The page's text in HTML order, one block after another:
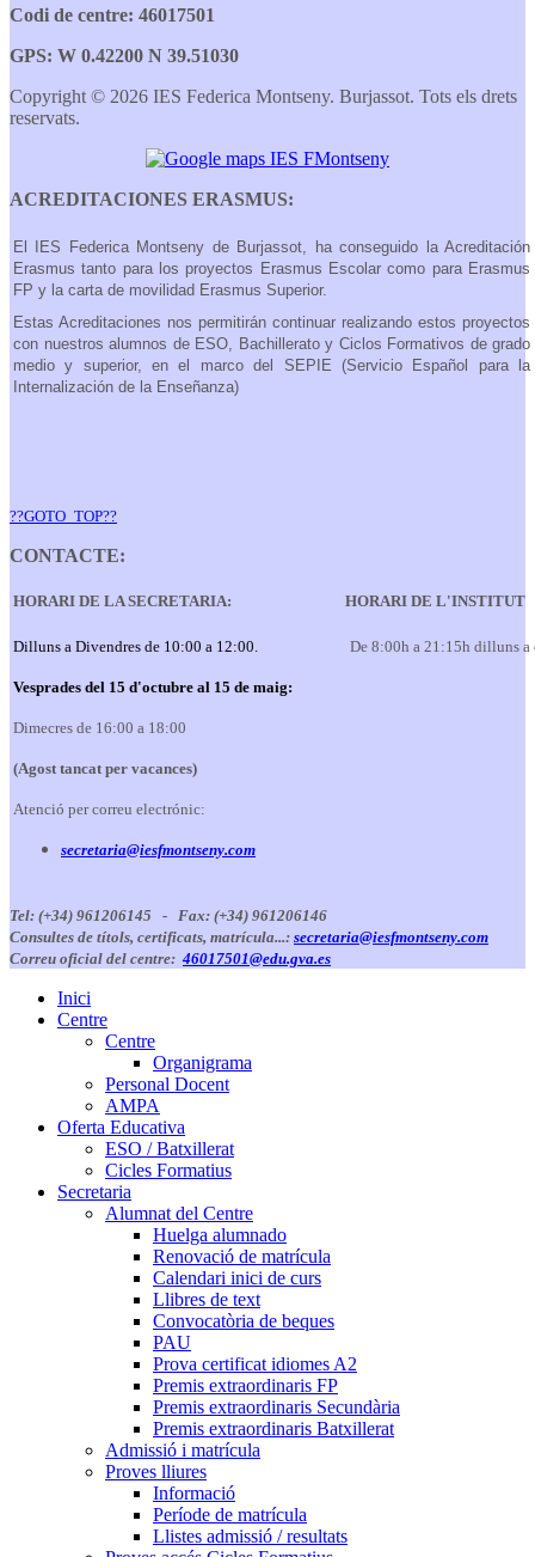
Codi de centre: 46017501
GPS: W 0.42200 N 39.51030
Copyright © 2026 IES Federica Montseny. Burjassot. Tots els drets
reservats.
ACREDITACIONES ERASMUS:
El IES Federica Montseny de Burjassot, ha conseguido la Acreditación
Erasmus tanto para los proyectos Erasmus Escolar como para Erasmus
FP y la carta de movilidad Erasmus Superior.
Estas Acreditaciones nos permitirán continuar realizando estos proyectos
con nuestros alumnos de ESO, Bachillerato y Ciclos Formativos de grado
medio y superior, en el marco del SEPIE (Servicio Español para la
Internalización de la Enseñanza)
??GOTO_TOP??
CONTACTE:
HORARI DE LA SECRETARIA: HORARI DE L'INSTITUT
Dilluns a Divendres de 10:00 a 12:00.
Vesprades del 15 d'octubre al 15 de maig:
Dimecres de 16:00 a 18:00
(Agost tancat per vacances)
Atenció per correu electrónic:
secretaria@iesfmontseny.com
De 8:00h a 21:15h dilluns a
Tel: (+34) 961206145 - Fax: (+34) 961206146
Consultes de títols, certificats, matrícula...: secretaria@iesfmontseny.com
Correu oficial del centre: 46017501@edu.gva.es
Inici
Centre
Centre
Organigrama
Personal Docent
AMPA
Oferta Educativa
ESO / Batxillerat
Cicles Formatius
Secretaria
Alumnat del Centre
Huelga alumnado
Renovació de matrícula
Calendari inici de curs
Llibres de text
Convocatòria de beques
PAU
Prova certificat idiomes A2
Premis extraordinaris FP
Premis extraordinaris Secundària
Premis extraordinaris Batxillerat
Admissió i matrícula
Proves lliures
Informació
Període de matrícula
Llistes admissió / resultats